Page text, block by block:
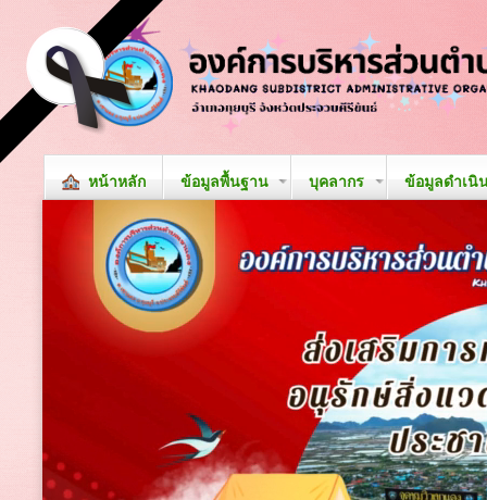
หน้าหลัก ข้อมูลพื้นฐาน บุคลากร ข้อมูลดำเนิ